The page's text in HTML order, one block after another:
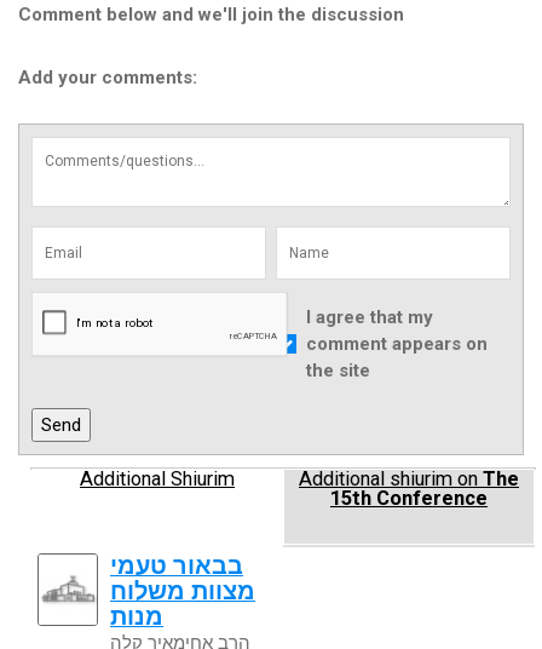
Comment below and we'll join the discussion
Add your comments:
I agree that my
comment appears on
the site
Additional Shiurim Additional shiurim on The
15th Conference
בבאור טעמי
מצוות משלוח
מנות
הרב אחימאיר קלה